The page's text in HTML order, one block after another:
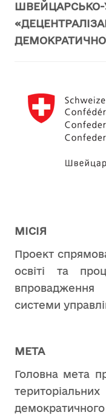
МІСІЯ
Проект
освіті та
системи
МЕТА
Головна мета